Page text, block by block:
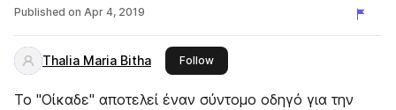
Book 1 (PREVIEW)
Published on Apr 4, 2019
Thalia Maria Bitha Followthis publisher
Το "Οίκαδε" αποτελεί έναν σύντομο οδηγό για την